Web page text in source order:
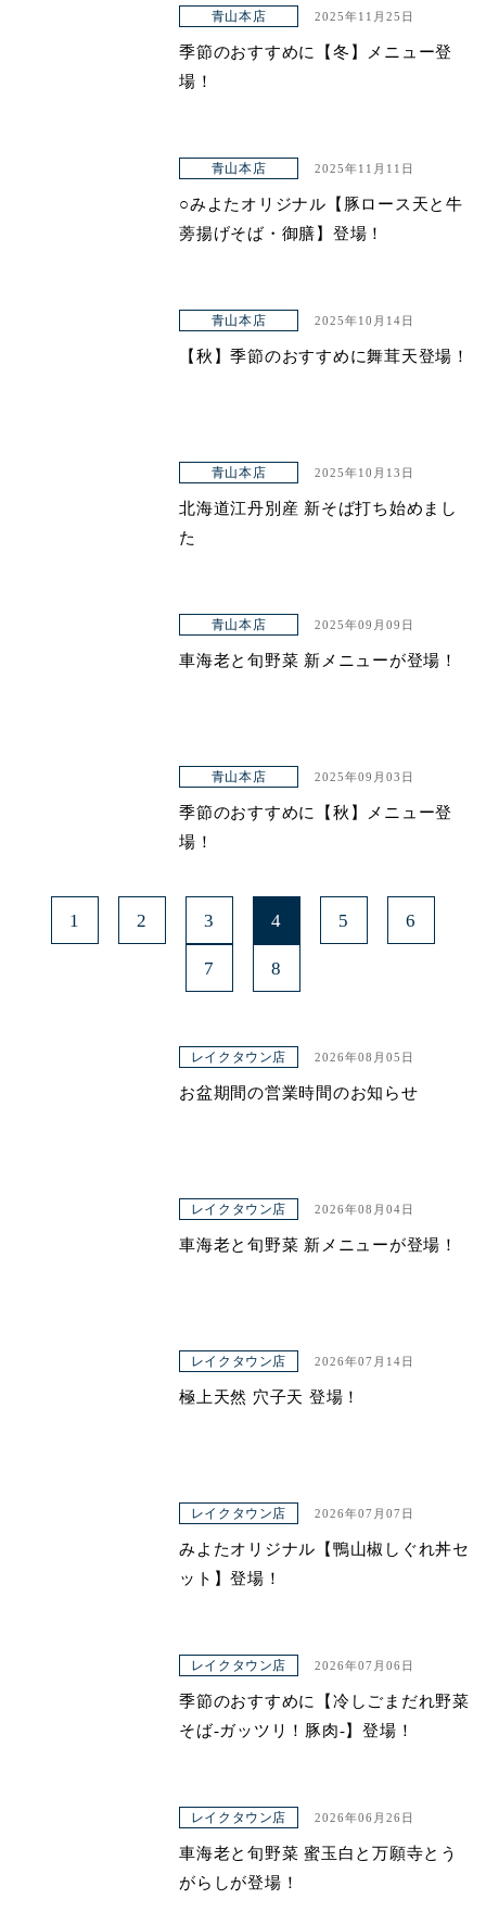
青山本店 2025年11月25日
季節のおすすめに【冬】メニュー登
場！
青山本店 2025年11月11日
○みよたオリジナル【豚ロース天と牛
蒡揚げそば・御膳】登場！
青山本店 2025年10月14日
【秋】季節のおすすめに舞茸天登場！
青山本店 2025年10月13日
北海道江丹別産 新そば打ち始めまし
た
青山本店 2025年09月09日
車海老と旬野菜 新メニューが登場！
青山本店 2025年09月03日
季節のおすすめに【秋】メニュー登
場！
1 2 3 4 5 6
7 8
レイクタウン店 2026年08月05日
お盆期間の営業時間のお知らせ
レイクタウン店 2026年08月04日
車海老と旬野菜 新メニューが登場！
レイクタウン店 2026年07月14日
極上天然 穴子天 登場！
レイクタウン店 2026年07月07日
みよたオリジナル【鴨山椒しぐれ丼セ
ット】登場！
レイクタウン店 2026年07月06日
季節のおすすめに【冷しごまだれ野菜
そば-ガッツリ！豚肉-】登場！
レイクタウン店 2026年06月26日
車海老と旬野菜 蜜玉白と万願寺とう
がらしが登場！